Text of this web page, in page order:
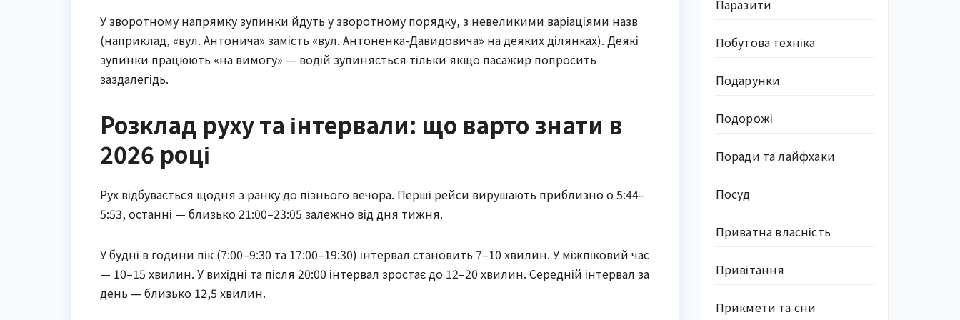
У зворотному напрямку зупинки йдуть у зворотному порядку, з невеликими варіаціями назв
(наприклад, «вул. Антонича» замість «вул. Антоненка-Давидовича» на деяких ділянках). Деякі
зупинки працюють «на вимогу» — водій зупиняється тільки якщо пасажир попросить
заздалегідь.
Розклад руху та інтервали: що варто знати в
2026 році
Рух відбувається щодня з ранку до пізнього вечора. Перші рейси вирушають приблизно о 5:44–
5:53, останні — близько 21:00–23:05 залежно від дня тижня.
У будні в години пік (7:00–9:30 та 17:00–19:30) інтервал становить 7–10 хвилин. У міжпіковий час
— 10–15 хвилин. У вихідні та після 20:00 інтервал зростає до 12–20 хвилин. Середній інтервал за
день — близько 12,5 хвилин.
Паразити
Побутова техніка
Подарунки
Подорожі
Поради та лайфхаки
Посуд
Приватна власність
Привітання
Прикмети та сни